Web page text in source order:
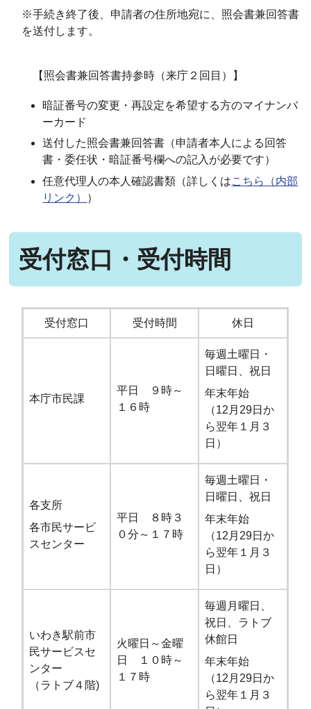
※手続き終了後、申請者の住所地宛に、照会書兼回答書
を送付します。
【照会書兼回答書持参時（来庁２回目）】
暗証番号の変更・再設定を希望する方のマイナンバ
ーカード
送付した照会書兼回答書（申請者本人による回答
書・委任状・暗証番号欄への記入が必要です）
任意代理人の本人確認書類（詳しくはこちら（内部
リンク） ）
受付窓口・受付時間
受付窓口 受付時間 休日
本庁市民課
平日 ９時～
１６時
毎週土曜日・
日曜日、祝日
年末年始
（12月29日か
ら翌年１月３
日）
各支所
各市民サービ
スセンター
平日 ８時３
０分～１７時
毎週土曜日・
日曜日、祝日
年末年始
（12月29日か
ら翌年１月３
日）
いわき駅前市
民サービスセ
ンター
（ラトブ４階)
火曜日～金曜
日 １０時～
１７時
毎週月曜日、
祝日、ラトブ
休館日
年末年始
（12月29日か
ら翌年１月３